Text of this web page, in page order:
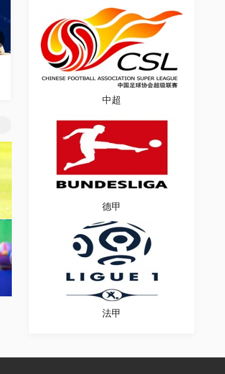
中超
德甲
法甲